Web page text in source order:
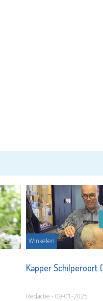
Winkelen
Kapper Schilperoort
Redactie - 09-01-2025